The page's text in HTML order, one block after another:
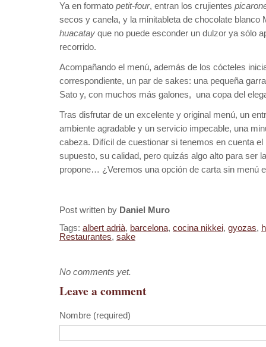
Ya en formato petit-four, entran los crujientes
secos y canela, y la minitableta de chocolate blanco
huacatay que no puede esconder un dulzor ya sólo
recorrido.
Acompañando el menú, además de los cócteles
correspondiente, un par de sakes: una pequeña
Sato y, con muchos más galones, una copa del
Tras disfrutar de un excelente y original menú, un
ambiente agradable y un servicio impecable, una
cabeza. Difícil de cuestionar si tenemos en cuenta
supuesto, su calidad, pero quizás algo alto para ser
propone… ¿Veremos una opción de carta sin menú
Post written by Daniel Muro
Tags: albert adrià, barcelona, cocina nikkei, gyozas,
Restaurantes, sake
No comments yet.
Leave a comment
Nombre (required)